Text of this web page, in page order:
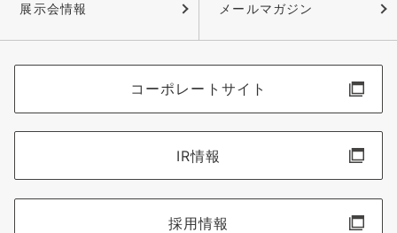
展示会情報 メールマガジン
コーポレートサイト
IR情報
採用情報